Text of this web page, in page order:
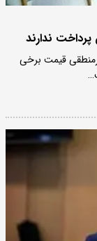
ندارند
قیمت برخی